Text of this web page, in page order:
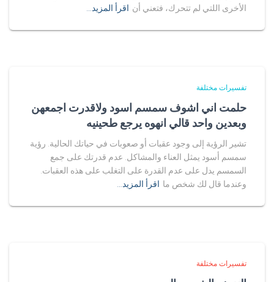
الأخرى اللتي لم تتحرك، فتعني أن اقرأ المزيد…
تفسيرات مختلفة
حلمت اني اشوف سمسم اسود ولاقدرت اجمعهن
وبعدين واحد قالي انهوه يرجع طحينيه
تشير الرؤية إلى وجود عقبات أو صعوبات في حياتك الحالية. رؤية
سمسم أسود يمثل العناء والمشاكل. عدم قدرتك على جمع
السمسم يدل على عدم القدرة على التغلب على هذه العقبات.
وعندما قال لك شخص ما اقرأ المزيد…
تفسيرات مختلفة